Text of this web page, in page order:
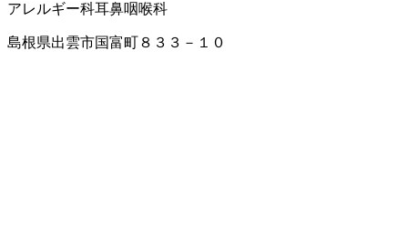
アレルギー科耳鼻咽喉科
島根県出雲市国富町８３３－１０